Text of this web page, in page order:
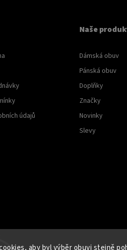
aby byl výběr obuvi stejně
údajů
Naše
Dámská obuv
Pánská obuv
Doplňky
Značky
Novinky
Slevy